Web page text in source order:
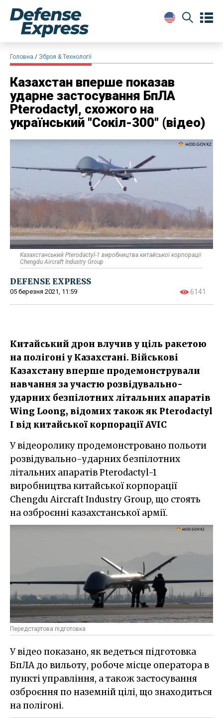
Головна Зброя & Технології
Казахстан вперше показав
ударне застосування БпЛА
Pterodactyl, схожого на
український "Сокіл-300" (відео)
Казахстанський Pterodactyl-1 виробництва китайської корпорації
Chengdu Aircraft Industry Group
DEFENSE EXPRESS
05 березня 2021, 11:59 6141
Китайський дрон влучив у ціль ракетою
на полігоні у Казахстані. Військові
Казахстану вперше продемонстрували
навчання за участю розвідувально-
ударних безпілотних літальних апаратів
Wing Loong, відомих також як Pterodactyl
I від китайської корпорації AVIC
У відеоролику продемонстровано польоти
розвідувально-ударних безпілотних
літальних апаратів Pterodactyl-1
виробництва китайської корпорації
Chengdu Aircraft Industry Group, що стоять
на озброєнні казахстанської армії.
Передстартова підготовка
У відео показано, як ведеться підготовка
БпЛА до вильоту, робоче місце оператора в
пункті управління, а також застосування
озброєння по наземній цілі, що знаходиться
на полігоні.